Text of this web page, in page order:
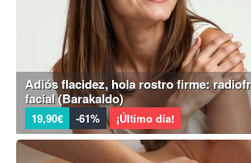
Adiós flacidez, hola rostro firme:
facial (Barakaldo)
19,90€ -61% ¡Último día!